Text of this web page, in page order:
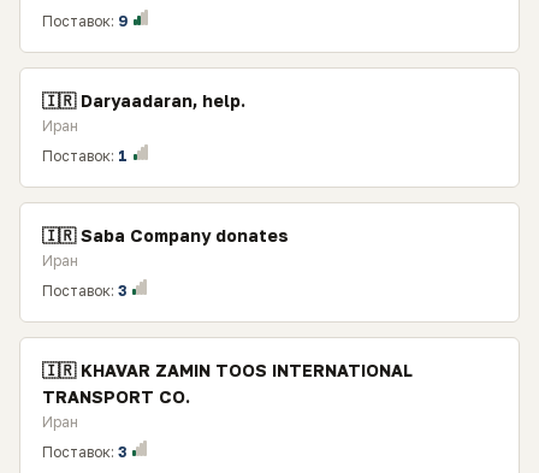
Поставок: 9
🇮🇷 Daryaadaran, help.
Иран
Поставок: 1
🇮🇷 Saba Company donates
Иран
Поставок: 3
🇮🇷 KHAVAR ZAMIN TOOS INTERNATIONAL
TRANSPORT CO.
Иран
Поставок: 3